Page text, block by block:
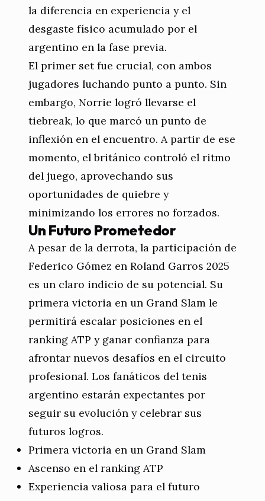
la diferencia en experiencia y el
desgaste físico acumulado por el
argentino en la fase previa.
El primer set fue crucial, con ambos
jugadores luchando punto a punto. Sin
embargo, Norrie logró llevarse el
tiebreak, lo que marcó un punto de
inflexión en el encuentro. A partir de ese
momento, el británico controló el ritmo
del juego, aprovechando sus
oportunidades de quiebre y
minimizando los errores no forzados.
Un Futuro Prometedor
A pesar de la derrota, la participación de
Federico Gómez en Roland Garros 2025
es un claro indicio de su potencial. Su
primera victoria en un Grand Slam le
permitirá escalar posiciones en el
ranking ATP y ganar confianza para
afrontar nuevos desafíos en el circuito
profesional. Los fanáticos del tenis
argentino estarán expectantes por
seguir su evolución y celebrar sus
futuros logros.
Primera victoria en un Grand Slam
Ascenso en el ranking ATP
Experiencia valiosa para el futuro